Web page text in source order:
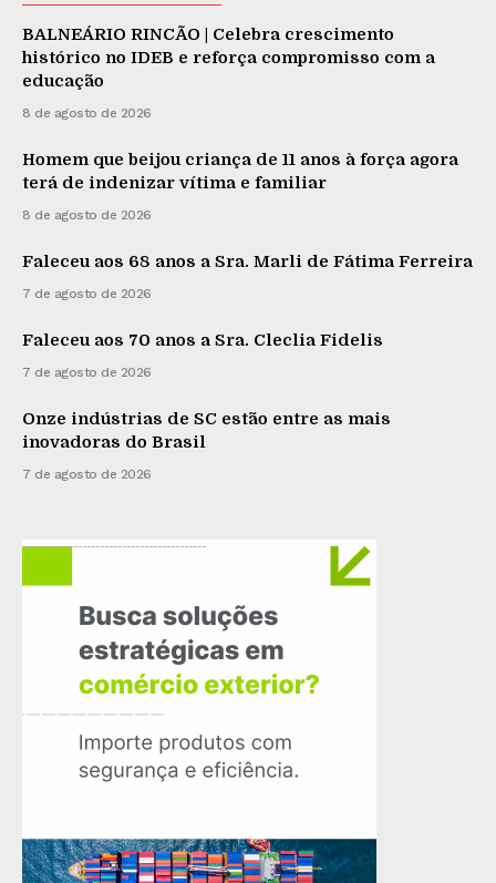
BALNEÁRIO RINCÃO | Celebra crescimento
histórico no IDEB e reforça compromisso com a
educação
8 de agosto de 2026
Homem que beijou criança de 11 anos à força agora
terá de indenizar vítima e familiar
8 de agosto de 2026
Faleceu aos 68 anos a Sra. Marli de Fátima Ferreira
7 de agosto de 2026
Faleceu aos 70 anos a Sra. Cleclia Fidelis
7 de agosto de 2026
Onze indústrias de SC estão entre as mais
inovadoras do Brasil
7 de agosto de 2026